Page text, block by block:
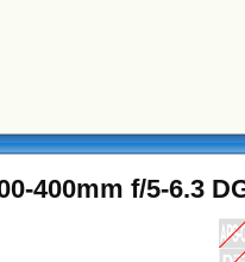
400mm f/5-6.3